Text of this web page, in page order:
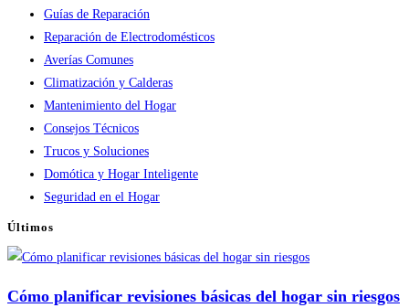
Guías de Reparación
Reparación de Electrodomésticos
Averías Comunes
Climatización y Calderas
Mantenimiento del Hogar
Consejos Técnicos
Trucos y Soluciones
Domótica y Hogar Inteligente
Seguridad en el Hogar
Últimos
Cómo planificar revisiones básicas del hogar sin riesgos